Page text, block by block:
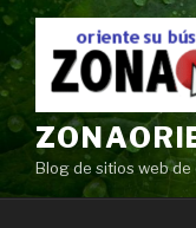
Ir
contenido
Blog de sitios web